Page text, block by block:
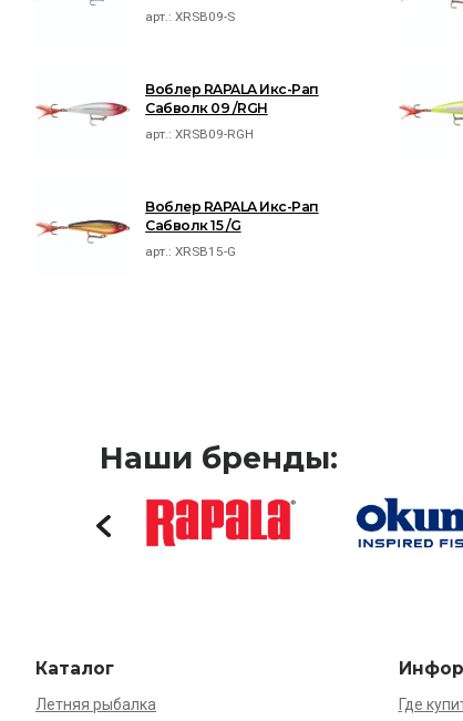
арт.:XRSB09-S
Воблер RAPALA Икс-Рап
Сабволк 09 /RGH
арт.:XRSB09-RGH
Воблер RAPALA Икс-Рап
Сабволк 15 /G
арт.:XRSB15-G
Наши бренды:
Каталог
Летняя рыбалка
Где